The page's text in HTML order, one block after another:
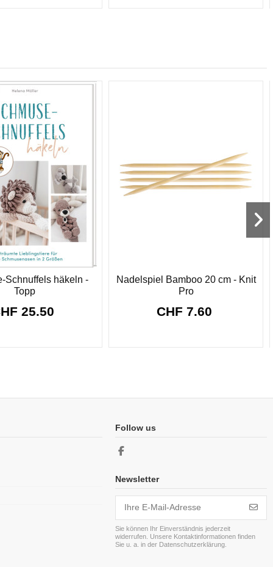
Schnuffels häkeln -
Topp
25.50
Nadelspiel Bamboo 20 cm - Knit
Pro
CHF 7.60
Follow us
Newsletter
Sie können Ihr Einverständnis jederzeit
widerrufen. Unsere Kontaktinformationen finden
Sie u. a. in der Datenschutzerklärung.